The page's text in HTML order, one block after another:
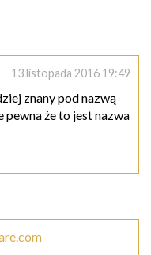
13 listopada 2016 19:49
znany pod nazwą
pewna że to jest nazwa